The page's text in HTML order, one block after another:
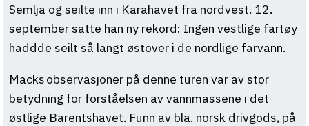
Semlja og seilte inn i Karahavet fra nordvest. 12.
september satte han ny rekord: Ingen vestlige fartøy
haddde seilt så langt østover i de nordlige farvann.
Macks observasjoner på denne turen var av stor
betydning for forståelsen av vannmassene i det
østlige Barentshavet. Funn av bla. norsk drivgods, på